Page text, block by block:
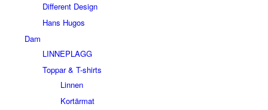
Different Design
Hans Hugos
Dam
LINNEPLAGG
Toppar & T-shirts
Linnen
Kortärmat